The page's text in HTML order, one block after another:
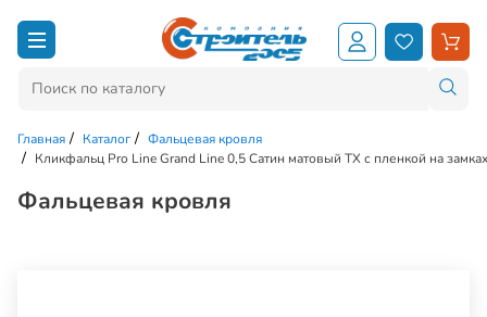
Главная Каталог
Фальцевая кровля
Кликфальц Pro Line Grand Line 0,5 Сатин матовый ТХ с пленкой на
Фальцевая кровля